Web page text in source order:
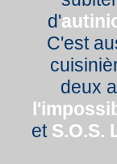
d'
C'est
deux
et S.O.S.